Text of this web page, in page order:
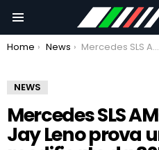
You are here:
Home News Mercedes SLS AMG Black Series: Jay Leno prova un esemplare modificato da 825 CV
NEWS
Mercedes SLS
Jay Leno prova